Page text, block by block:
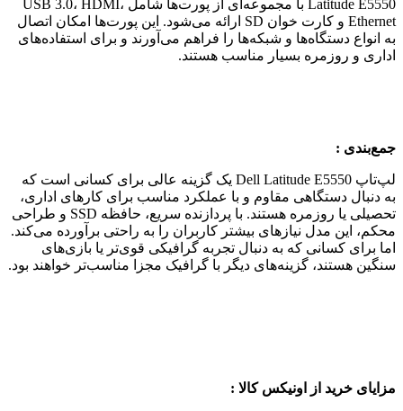
Latitude E5550 با مجموعه‌ای از پورت‌ها شامل USB 3.0، HDMI،
Ethernet و کارت خوان SD ارائه می‌شود. این پورت‌ها امکان اتصال
به انواع دستگاه‌ها و شبکه‌ها را فراهم می‌آورند و برای استفاده‌های
اداری و روزمره بسیار مناسب هستند.
جمع‌بندی :
لپ‌تاپ Dell Latitude E5550 یک گزینه عالی برای کسانی است که
به دنبال دستگاهی مقاوم و با عملکرد مناسب برای کارهای اداری،
تحصیلی یا روزمره هستند. با پردازنده سریع، حافظه SSD و طراحی
محکم، این مدل نیازهای بیشتر کاربران را به راحتی برآورده می‌کند.
اما برای کسانی که به دنبال تجربه گرافیکی قوی‌تر یا بازی‌های
سنگین هستند، گزینه‌های دیگر با گرافیک مجزا مناسب‌تر خواهند بود.
مزایای خرید از اونیکس کالا :